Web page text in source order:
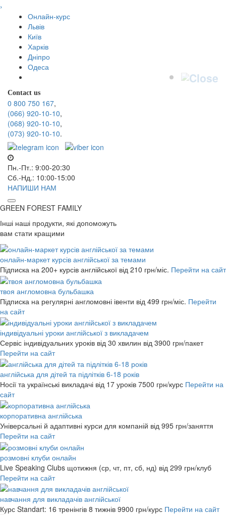
›
Онлайн-курс
Львів
Київ
Харків
Дніпро
Одеса
Contact us
0 800 750 167,
(066) 920-10-10,
(068) 920-10-10,
(073) 920-10-10.
Пн.-Пт.: 9:00-20:30
Сб.-Нд.: 10:00-15:00
НАПИШИ НАМ
GREEN FOREST FAMILY
Інші наші продукти, які допоможуть
вам стати кращими
онлайн-маркет курсів англійської за темами
Підписка на 200+ курсів англійської від 210 грн/міс. Перейти на сайт
твоя англомовна бульбашка
Підписка на регулярні англомовні івенти від 499 грн/міс. Перейти
на сайт
індивідуальні уроки англійської з викладачем
Сервіс індивідуальних уроків від 30 хвилин від 3900 грн/пакет
Перейти на сайт
англійська для дітей та підлітків 6-18 років
Носії та українські викладачі від 17 уроків 7500 грн/курс Перейти на
сайт
корпоративна англійська
Універсальні й адаптивні курси для компаній від 995 грн/заняття
Перейти на сайт
розмовні клуби онлайн
Live Speaking Clubs щотижня (ср, чт, пт, сб, нд) від 299 грн/клуб
Перейти на сайт
навчання для викладачів англійської
Курс Standart: 16 тренінгів 8 тижнів 9900 грн/курс Перейти на сайт